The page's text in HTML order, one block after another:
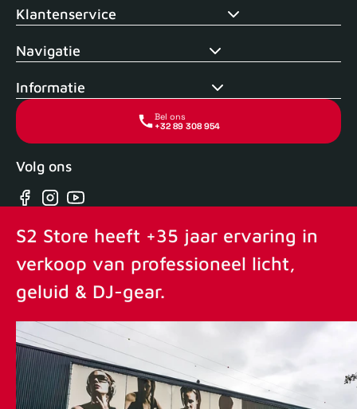
Klantenservice
Navigatie
Informatie
Bel ons
+32 89 308 954
Volg ons
Facebook
Instagram
YouTube
S2 Store heeft +35 jaar ervaring in
verkoop van professioneel licht,
geluid & DJ-gear.